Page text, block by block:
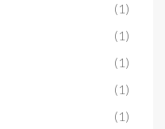
(1)
(1)
(1)
(1)
(1)